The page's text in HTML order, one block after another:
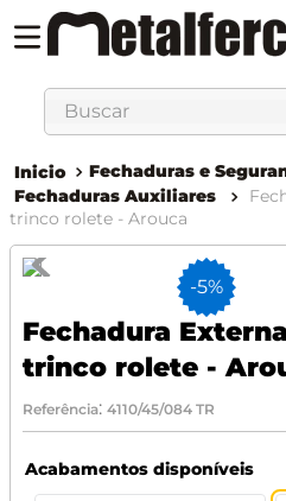
Buscar
Fechaduras e
Fechaduras Auxiliares
trinco rolete - Arouca
-5%
Fechadura
trinco rolete -
Referência: 4110/45/084 TR
Acabamentos disponíveis